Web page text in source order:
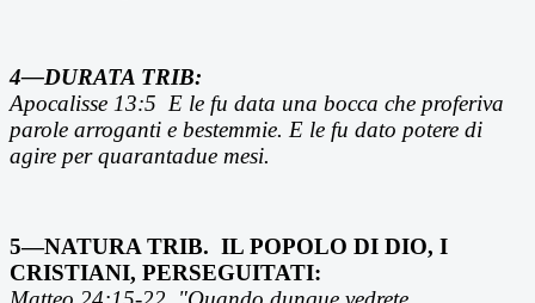
4—DURATA TRIB:
Apocalisse 13:5 E le fu data una bocca che proferiva
parole arroganti e bestemmie. E le fu dato potere di
agire per quarantadue mesi.
5—NATURA TRIB. IL POPOLO DI DIO, I
CRISTIANI, PERSEGUITATI: